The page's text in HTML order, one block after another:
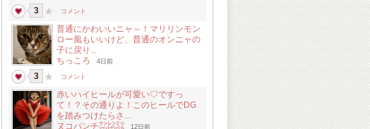
3 コメント
普通にかわいいニャ～！マリリンモン
ロー風もいいけど、普通のオンニャの
子に戻り...
ちっころ
4日前
3 コメント
赤いハイヒールが可愛い♡ですっ
て！？その通りよ！このヒールでDG
を踏みつけたらさ...
ヌコパンチ㍇㍖㍊
12日前